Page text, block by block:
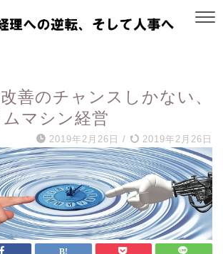
善のチャンスしかない、
マシン経営
2019年2月26日 / 2019年2月26日